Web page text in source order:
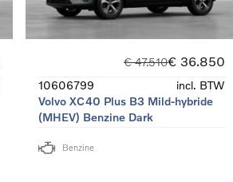
€ 47.510€ 36.850
10606799
incl. BTW
Volvo XC40 Plus B3 Mild-hybride
(MHEV) Benzine Dark
Benzine